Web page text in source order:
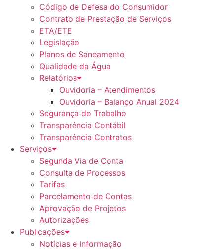
Código de Defesa do Consumidor
Contrato de Prestação de Serviços
ETA/ETE
Legislação
Planos de Saneamento
Qualidade da Água
Relatórios
Ouvidoria – Atendimentos
Ouvidoria – Balanço Anual 2024
Segurança do Trabalho
Transparência Contábil
Transparência Contratos
Serviços
Segunda Via de Conta
Consulta de Processos
Tarifas
Parcelamento de Contas
Aprovação de Projetos
Autorizações
Publicações
Notícias e Informação